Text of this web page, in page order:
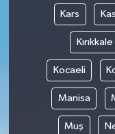
Kars
Kırıkkale
Kocaeli
Manisa
Muş